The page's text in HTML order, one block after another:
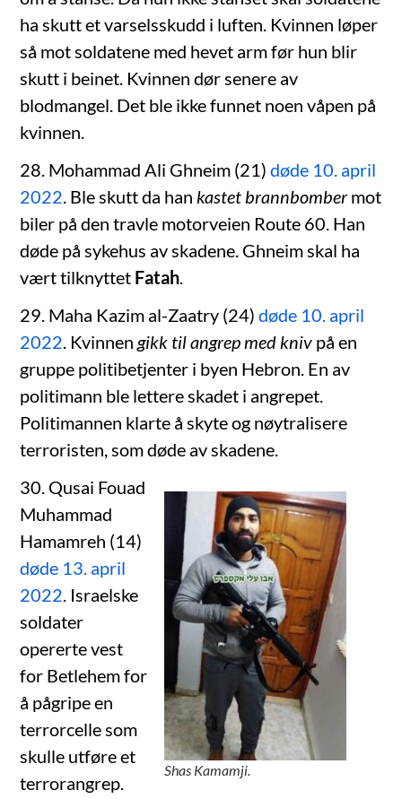
ha skutt et varselsskudd i luften. Kvinnen løper
så mot soldatene med hevet arm før hun blir
skutt i beinet. Kvinnen dør senere av
blodmangel. Det ble ikke funnet noen våpen på
kvinnen.
28. Mohammad Ali Ghneim (21)døde 10. april
2022. Ble skutt da han kastet brannbombermot
biler på den travle motorveien Route 60. Han
døde på sykehus av skadene. Ghneim skal ha
vært tilknyttet Fatah.
29. Maha Kazim al-Zaatry (24)døde 10. april
2022. Kvinnengikk til angrep med kniv på en
gruppe politibetjenter i byen Hebron. En av
politimann ble lettere skadet i angrepet.
Politimannen klarte å skyte og nøytralisere
terroristen, som døde av skadene.
Shas Kamamji.
30. Qusai Fouad
Muhammad
Hamamreh (14)
døde 13. april
2022. Israelske
soldater
opererte vest
for Betlehem for
å pågripe en
terrorcelle som
skulle utføre et
terrorangrep.